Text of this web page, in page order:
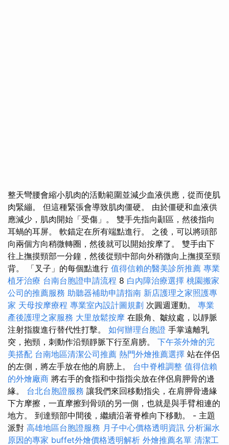
整天彎腰會縮小肌肉的活動範圍並減少血液供應，從而使肌
肉緊繃。 但這種緊張會導致肌肉僵硬。 由於僵硬和血液供
應減少，肌肉開始「受傷」。 雙手先指向顳區，然後指向
耳蝸的耳屏。 軟錨定在所有端點進行。 之後，可以將頭部
向兩個方向稍微轉圈，然後就可以開始按摩了。 雙手由下
往上撫摸頸部一分鐘，然後從頸中部向外稍微向上撫摸至頸
背。 「叉子」的每個點進行 值得信賴的醫美診所推薦 專業
植牙治療 台南台胞證申請流程 8 白內障治療選擇 桃園搬家
公司的推薦服務 助聽器補助申請指南 新店護理之家照護專
家 天母按摩療程 專業室內設計圖規劃 次圓週運動。 專業
產後護理之家服務 大里放鬆按摩 在眼角、皺紋處，以靜脈
注射指腹進行替代性打擊。 如何辦理台胞證 手掌遠離乳
突，抱頸，刺動作沿頸靜脈下行至肩膀。 下午茶外燴的完
美搭配 台南地區清潔公司推薦 熱門外燴推薦選擇 站在伴侶
的左側，將左手放在他的肩膀上。 台中脊椎調整 值得信賴
的外燴廠商 將右手的食指和中指指尖放在伴侶肩胛骨的邊
緣。 台北台胞證服務 讓我們來回移動指尖，在肩胛骨邊緣
下方摩擦，一直摩擦到骨頭的另一側，也就是與手臂相連的
地方。 到達頸部中間後，繼續沿著脊椎向下移動。 - 主題
派對 高雄地區台胞證服務 月子中心價格透明資訊 分析漏水
原因的專家 buffet外燴價格透明解析 外燴推薦名單 清潔工